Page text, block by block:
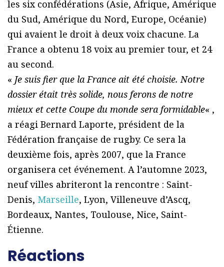
les six confédérations (Asie, Afrique, Amérique
du Sud, Amérique du Nord, Europe, Océanie)
qui avaient le droit à deux voix chacune. La
France a obtenu 18 voix au premier tour, et 24
au second.
« Je suis fier que la France ait été choisie. Notre
dossier était très solide, nous ferons de notre
mieux et cette Coupe du monde sera formidable« ,
a réagi Bernard Laporte, président de la
Fédération française de rugby. Ce sera la
deuxième fois, après 2007, que la France
organisera cet événement. A l’automne 2023,
neuf villes abriteront la rencontre : Saint-
Denis, Marseille, Lyon, Villeneuve d’Ascq,
Bordeaux, Nantes, Toulouse, Nice, Saint-
Étienne.
Réactions